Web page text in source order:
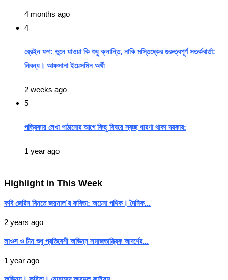
4 months ago
4
ব্রেইন ফগ: ভুলে যাওয়া কি শুধু ক্লান্তি, নাকি মস্তিষ্কের গুরুত্বপূর্ণ সতর্কবার্তা:
নিবন্ধ। আফসানা ইয়েসমিন অর্থী
2 weeks ago
5
পত্রিকায় লেখা পাঠানোর আগে কিছু বিষয়ে স্বচ্ছ ধারণা থাকা দরকার:
1 year ago
Highlight in This Week
কবি জেরিন বিনতে জয়নাল’র কবিতা: অচেনা পথিক। দৈনিক...
2 years ago
লাওস ও চীন শুধু প্রতিবেশী অভিন্ন সমাজতান্ত্রিক আদর্শের...
1 year ago